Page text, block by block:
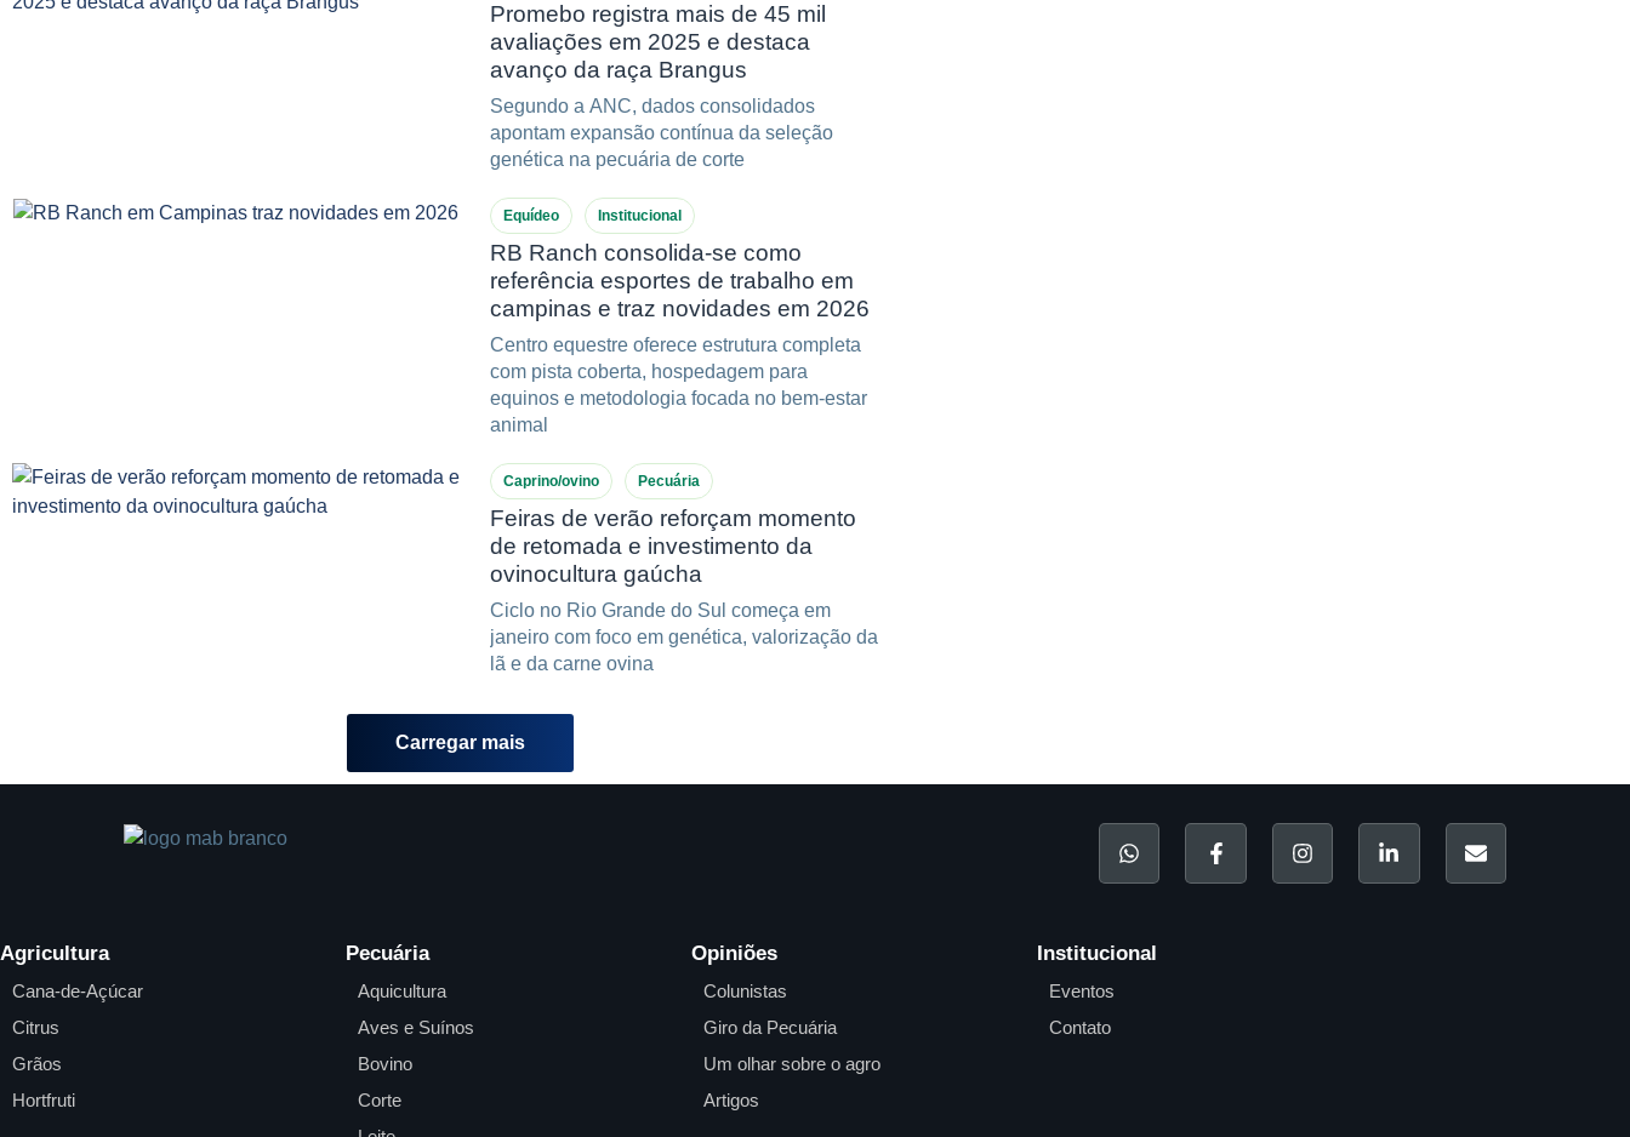
Promebo registra mais de 45 mil
avaliações em 2025 e destaca
avanço da raça Brangus
Segundo a ANC, dados consolidados
apontam expansão contínua da seleção
genética na pecuária de corte
Equídeo Institucional
RB Ranch consolida-se como
referência esportes de trabalho em
campinas e traz novidades em 2026
Centro equestre oferece estrutura completa
com pista coberta, hospedagem para
equinos e metodologia focada no bem-estar
animal
Caprino/ovino Pecuária
Feiras de verão reforçam momento
de retomada e investimento da
ovinocultura gaúcha
Ciclo no Rio Grande do Sul começa em
janeiro com foco em genética, valorização da
lã e da carne ovina
Carregar mais
Agricultura
Cana-de-Açúcar
Citrus
Grãos
Hortfruti
Pecuária
Aquicultura
Aves e Suínos
Bovino
Corte
Opiniões
Colunistas
Giro da Pecuária
Um olhar sobre o agro
Artigos
Institucional
Eventos
Contato